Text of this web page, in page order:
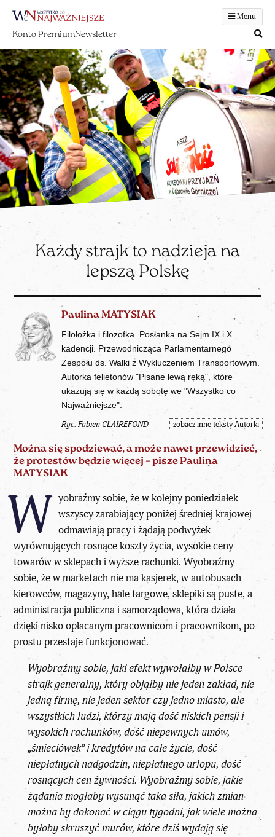
Menu
Konto PremiumNewsletter
Każdy strajk to nadzieja na
lepszą Polskę
Paulina MATYSIAK
Filolożka i filozofka. Posłanka na Sejm IX i X
kadencji. Przewodnicząca Parlamentarnego
Zespołu ds. Walki z Wykluczeniem Transportowym.
Autorka felietonów "Pisane lewą ręką", które
ukazują się w każdą sobotę we "Wszystko co
Najważniejsze".
Ryc. Fabien CLAIREFOND
zobacz inne teksty Autorki
Można się spodziewać, a może nawet przewidzieć,
że protestów będzie więcej – piszePaulina
MATYSIAK
W yobraźmy sobie, że w kolejny poniedziałek
wszyscy zarabiający poniżej średniej krajowej
odmawiają pracy i żądają podwyżek
wyrównujących rosnące koszty życia, wysokie ceny
towarów w sklepach i wyższe rachunki. Wyobraźmy
sobie, że w marketach nie ma kasjerek, w autobusach
kierowców, magazyny, hale targowe, sklepiki są puste, a
administracja publiczna i samorządowa, która działa
dzięki nisko opłacanym pracownicom i pracownikom, po
prostu przestaje funkcjonować.
Wyobraźmy sobie, jaki efekt wywołałby w Polsce
strajk generalny, który objąłby nie jeden zakład, nie
jedną firmę, nie jeden sektor czy jedno miasto, ale
wszystkich ludzi, którzy mają dość niskich pensji i
wysokich rachunków, dość niepewnych umów,
„śmieciówek” i kredytów na całe życie, dość
niepłatnych nadgodzin, niepłatnego urlopu, dość
rosnących cen żywności. Wyobraźmy sobie, jakie
żądania mogłaby wysunąć taka siła, jakich zmian
można by dokonać w ciągu tygodni, jak wiele można
byłoby skruszyć murów, które dziś wydają się